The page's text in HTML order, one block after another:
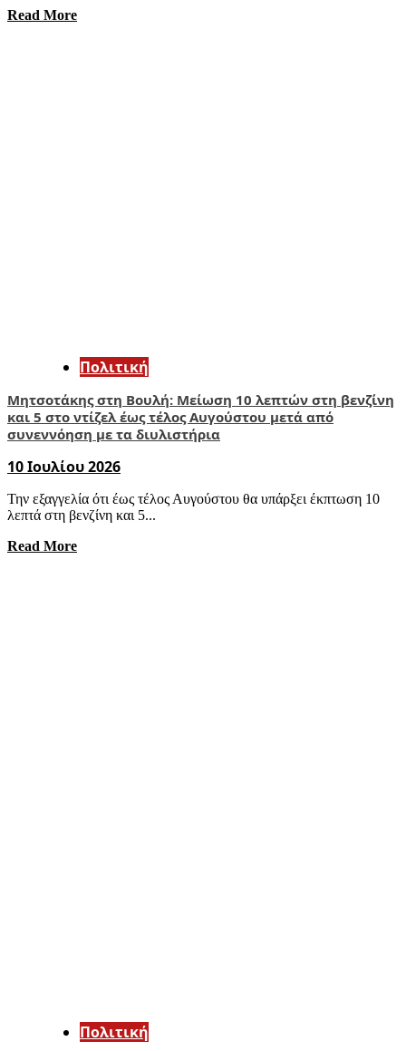
Read More
Πολιτική
Μητσοτάκης στη Βουλή: Μείωση 10 λεπτών στη βενζίνη
και 5 στο ντίζελ έως τέλος Αυγούστου μετά από
συνεννόηση με τα διυλιστήρια
10 Ιουλίου 2026
Την εξαγγελία ότι έως τέλος Αυγούστου θα υπάρξει έκπτωση 10
λεπτά στη βενζίνη και 5...
Read More
Πολιτική